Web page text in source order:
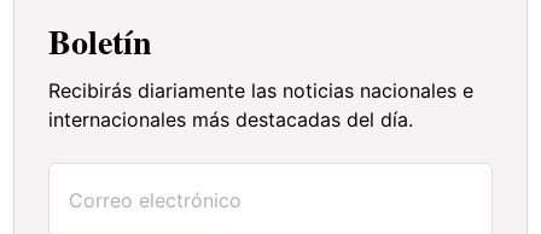
Boletín
Recibirás diariamente las noticias nacionales e
internacionales más destacadas del día.